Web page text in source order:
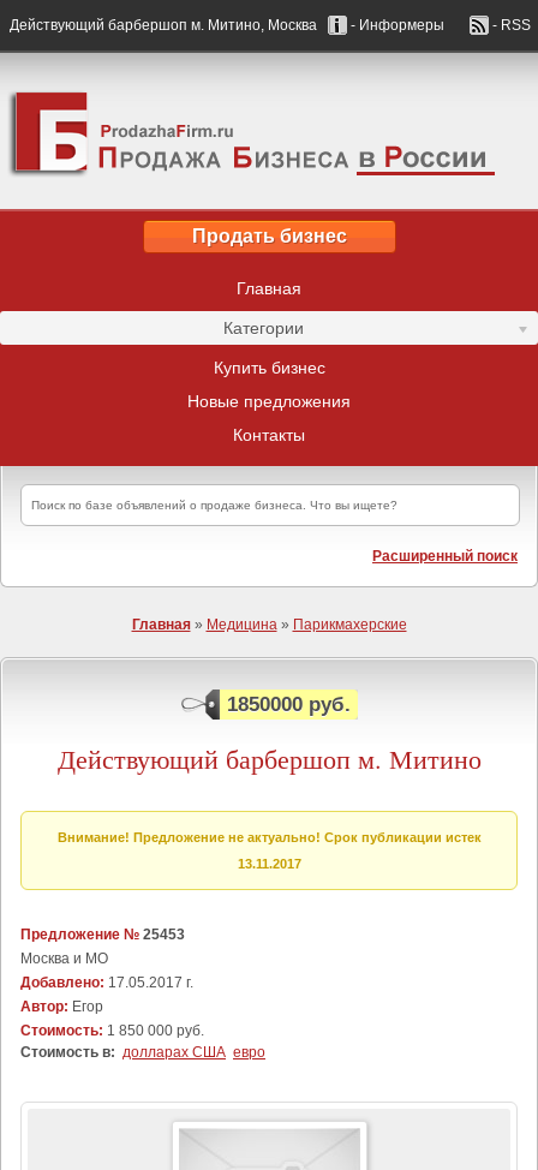
Действующий барбершоп м. Митино, Москва - Информеры - RSS
Продать бизнес
Главная
Категории
Купить бизнес
Новые предложения
Контакты
Расширенный поиск
Главная» Медицина» Парикмахерские
1850000 руб.
Действующий барбершоп м. Митино
Внимание! Предложение не актуально! Срок публикации истек
13.11.2017
Предложение № 25453
Москва и МО
Добавлено: 17.05.2017 г.
Автор: Егор
Стоимость: 1 850 000 руб.
Стоимость в: долларах США евро